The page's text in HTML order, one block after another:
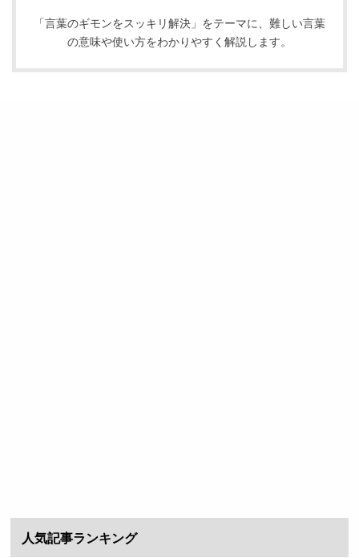
「言葉のギモンをスッキリ解決」をテーマに、難しい言葉
の意味や使い方をわかりやすく解説します。
人気記事ランキング